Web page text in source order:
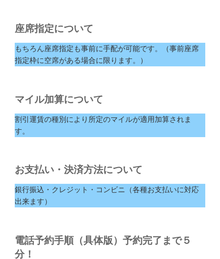
座席指定について
もちろん座席指定も事前に手配が可能です。（事前座席
指定枠に空席がある場合に限ります。）
マイル加算について
割引運賃の種別により所定のマイルが適用加算されま
す。
お支払い・決済方法について
銀行振込・クレジット・コンビニ（各種お支払いに対応
出来ます）
電話予約手順（具体版）予約完了まで５
分！